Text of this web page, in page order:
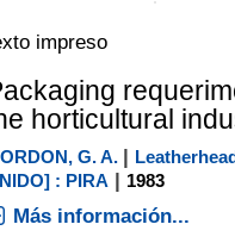
impreso
RODOLFO |
Más información...